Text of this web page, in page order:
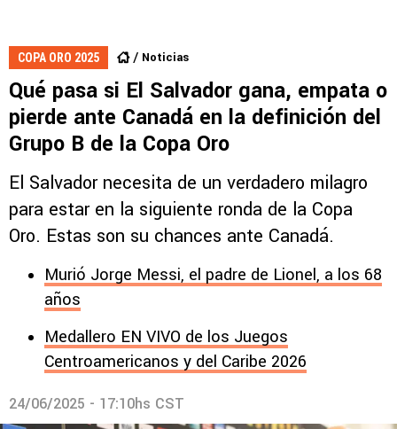
COPA ORO 2025 Noticias
Qué pasa si El Salvador gana, empata o
pierde ante Canadá en la definición del
Grupo B de la Copa Oro
El Salvador necesita de un verdadero milagro
para estar en la siguiente ronda de la Copa
Oro. Estas son su chances ante Canadá.
Murió Jorge Messi, el padre de Lionel, a los 68
años
Medallero EN VIVO de los Juegos
Centroamericanos y del Caribe 2026
24/06/2025 - 17:10hs CST